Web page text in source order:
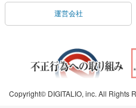
運営会社
Copyright© DIGITALIO, inc. All Rights